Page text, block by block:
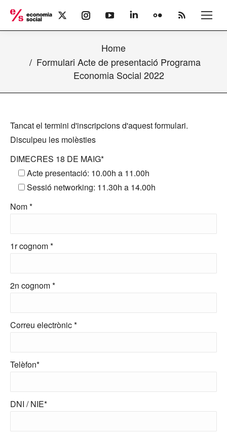
X
page
new
window
Instagram
page
new
window
YouTube
page
in
new
window
Linkedin
page
new
window
Flickr
page
new
window
Rss
page
new
window
Home
Formulari Acte de presentació Programa
Economia Social 2022
Tancat el termini d'inscripcions d'aquest formulari.
Disculpeu les molèsties
DIMECRES 18 DE MAIG*
Acte presentació: 10.00h a 11.00h
Sessió networking: 11.30h a 14.00h
Nom *
1r cognom *
2n cognom *
Correu electrònic *
Telèfon*
DNI / NIE*